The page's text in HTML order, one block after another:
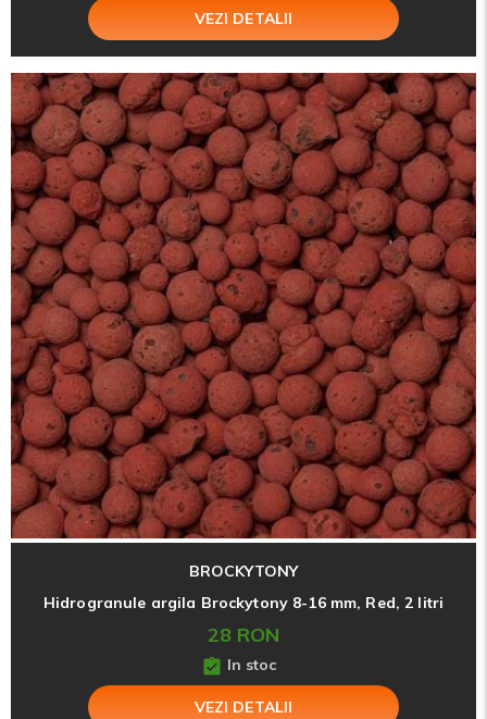
VEZI DETALII
BROCKYTONY
Hidrogranule argila Brockytony 8-16 mm, Red, 2 litri
28 RON
In stoc
VEZI DETALII